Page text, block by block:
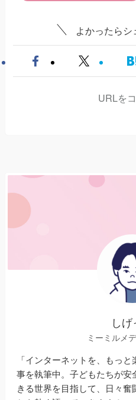
よかったらシ
URLを
しげ
ミーミルメ
「インターネットを、もっ
事を執筆中。子どもたちが
きる世界を目指して、日々